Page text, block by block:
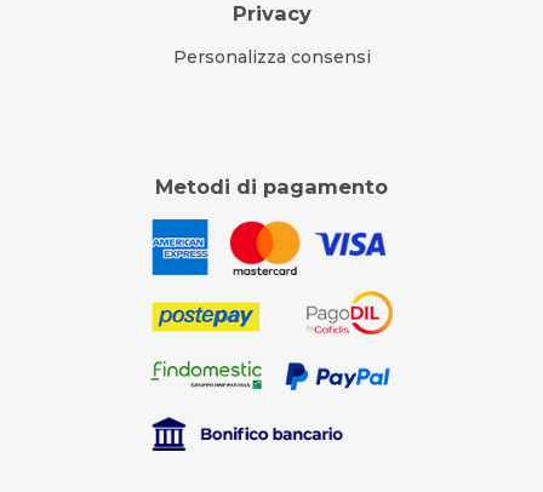
Privacy
Personalizza consensi
Metodi di pagamento